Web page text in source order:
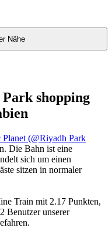
Nähe
shopping
Planet (@Riyadh Park
Die Bahn ist eine
sich um einen
sitzen in normaler
Train mit 2.17 Punkten,
Benutzer unserer